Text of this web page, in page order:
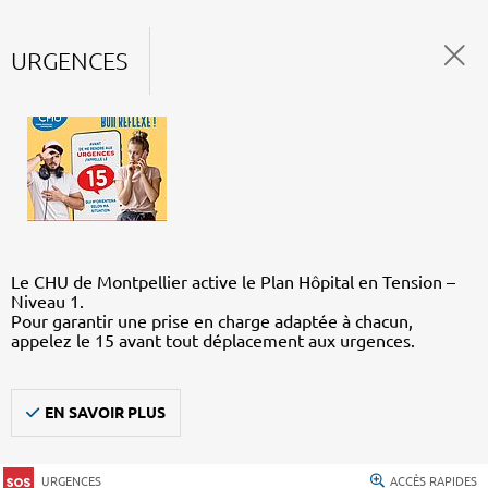
URGENCES
Le CHU de Montpellier active le Plan Hôpital en Tension –
Niveau 1.
Pour garantir une prise en charge adaptée à chacun,
appelez le 15 avant tout déplacement aux urgences.
EN SAVOIR PLUS
URGENCES ACCÈS RAPIDES